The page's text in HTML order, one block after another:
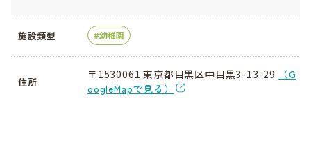
施設類型 幼稚園
住所
〒1530061 東京都目黒区中目黒3-13-29
（G
oogleMapで見る）